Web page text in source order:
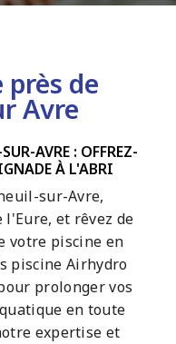
de
Avre
AVRE : OFFREZ-
À L'ABRI
sur-Avre,
l'Eure, et rêvez de
votre piscine en
piscine Airhydro
prolonger vos
en toute
expertise et